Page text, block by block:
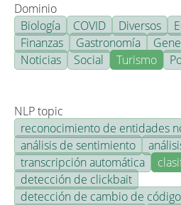
Dominio
Biología
COVID Diversos
Finanzas
Gastronomía
Noticias
Social Turismo
NLP topic
reconocimiento de entidades
análisis de sentimiento
transcripción automática
detección de clickbait
detección de cambio de código